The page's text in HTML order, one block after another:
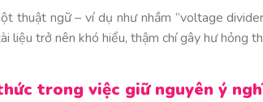
thuật ngữ – ví dụ như nhầm “voltage
liệu trở nên khó hiểu, thậm chí gây hư hỏng
trong việc giữ nguyên ý